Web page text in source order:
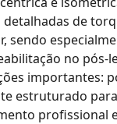
de
sendo
no pós-
importantes:
estruturado
profissional